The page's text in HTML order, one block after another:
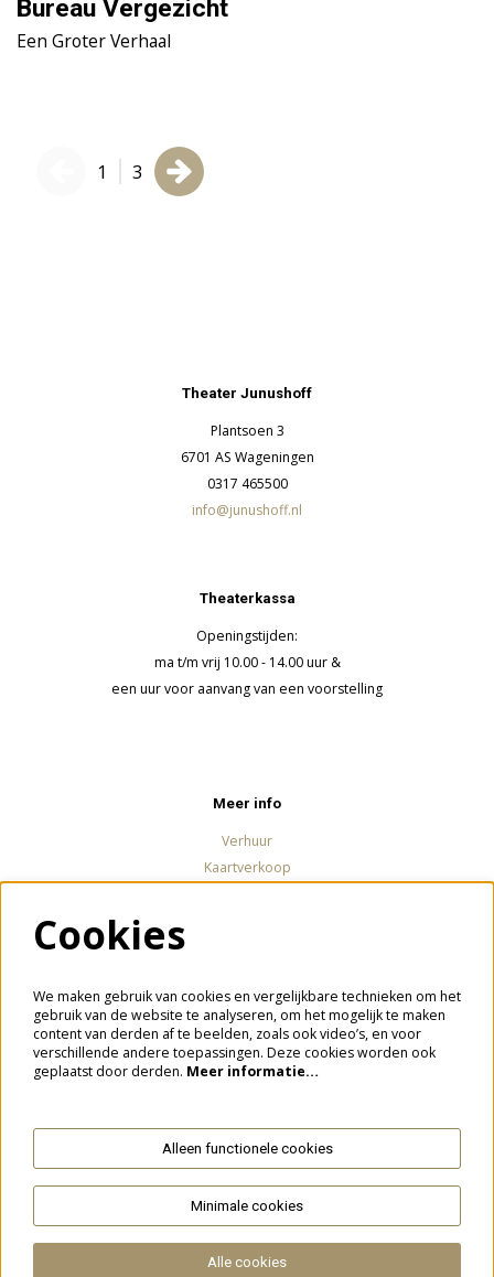
Bureau Vergezicht
Een Groter Verhaal
1 3
Theater Junushoff
Plantsoen 3
6701 AS Wageningen
0317 465500
info@junushoff.nl
Theaterkassa
Openingstijden:
ma t/m vrij 10.00 - 14.00 uur &
een uur voor aanvang van een voorstelling
Meer info
Verhuur
Kaartverkoop
Meld je aan voor de nieuwsbrief
Aanmelden
Addendumvan Google.
Cookies
We maken gebruik van cookies en vergelijkbare technieken om het
gebruik van de website te analyseren, om het mogelijk te maken
content van derden af te beelden, zoals ook video’s, en voor
verschillende andere toepassingen. Deze cookies worden ook
geplaatst door derden. Meer informatie…
Alleen functionele cookies
Minimale cookies
Alle cookies